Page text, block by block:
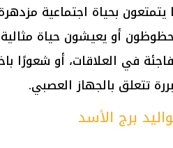
يتمتعون بحياة اجتماعية
أو يعيشون حياة
في العلاقات، أو شعورًا
تتعلق بالجهاز العصبي.
برج الأسد